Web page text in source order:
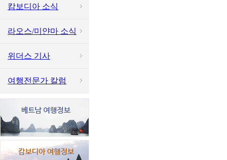
캄보디아 소식
라오스/미얀마 소식
위더스 기사
여행전문가 칼럼